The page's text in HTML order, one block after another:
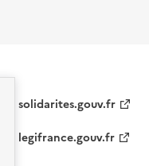
solidarites.gouv.fr
legifrance.gouv.fr